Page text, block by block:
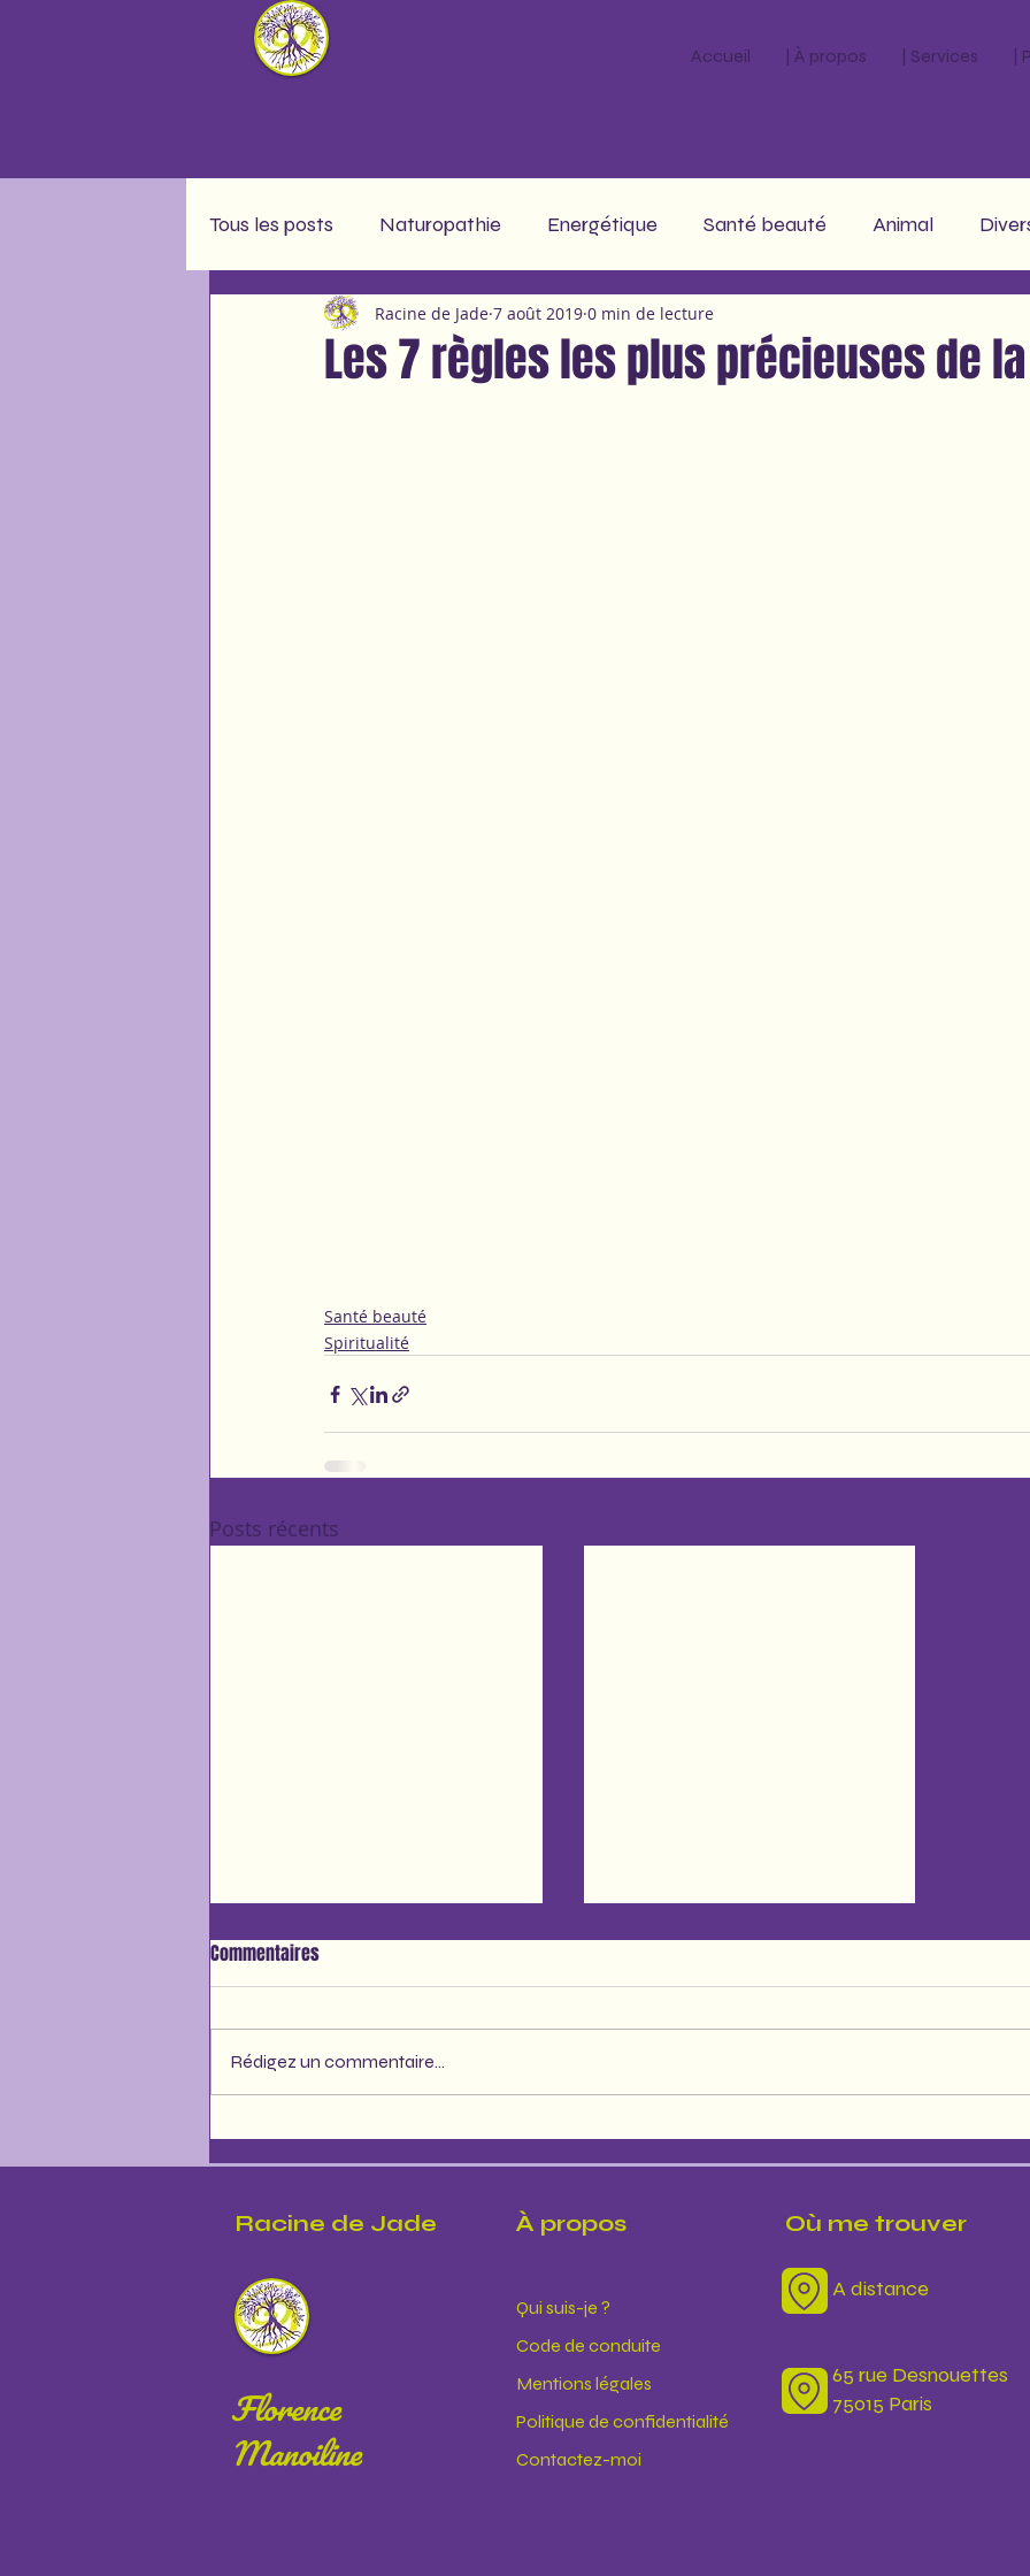
Accueil | À propos | Services |
Tous les posts Naturopathie Energétique Santé beauté Animal
Message soin collectif Astro
Les 7 règles les plus précieuses de
Racine de Jade 7 août 2019 0 min de lecture
Santé beauté
Spiritualité
Posts récents
Les trésors qui émergent quand
on choisit de ralentir
L’art sacré du repos : quand le
silence devient guérison
Commentaires
Rédigez un commentaire...
Racine de Jade À propos
Qui suis-je ?
Code de conduite
Mentions légales
Politique de confidentialité
Contactez-moi
Où me trouver
A distance
65 rue Desnouettes
75015 Paris
Florence
Manoiline